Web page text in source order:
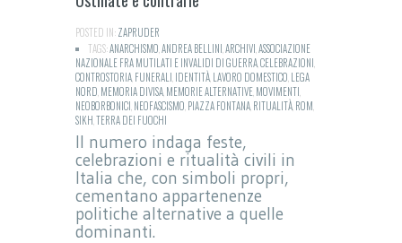
POSTED IN:ZAPRUDER
TAGS:ANARCHISMO ANDREA BELLINI ARCHIVI ASSOCIAZIONE
NAZIONALE FRA MUTILATI E INVALIDI DI GUERRACELEBRAZIONI
CONTROSTORIA FUNERALI IDENTITÀ LAVORO DOMESTICO LEGA
NORD MEMORIA DIVISA MEMORIE ALTERNATIVE MOVIMENTI
NEOBORBONICI NEOFASCISMO PIAZZA FONTANA RITUALITÀ ROM
SIKH TERRA DEI FUOCHI
Il numero indaga feste,
celebrazioni e ritualità civili in
Italia che, con simboli propri,
cementano appartenenze
politiche alternative a quelle
dominanti.